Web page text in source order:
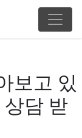
보고 있
담 받